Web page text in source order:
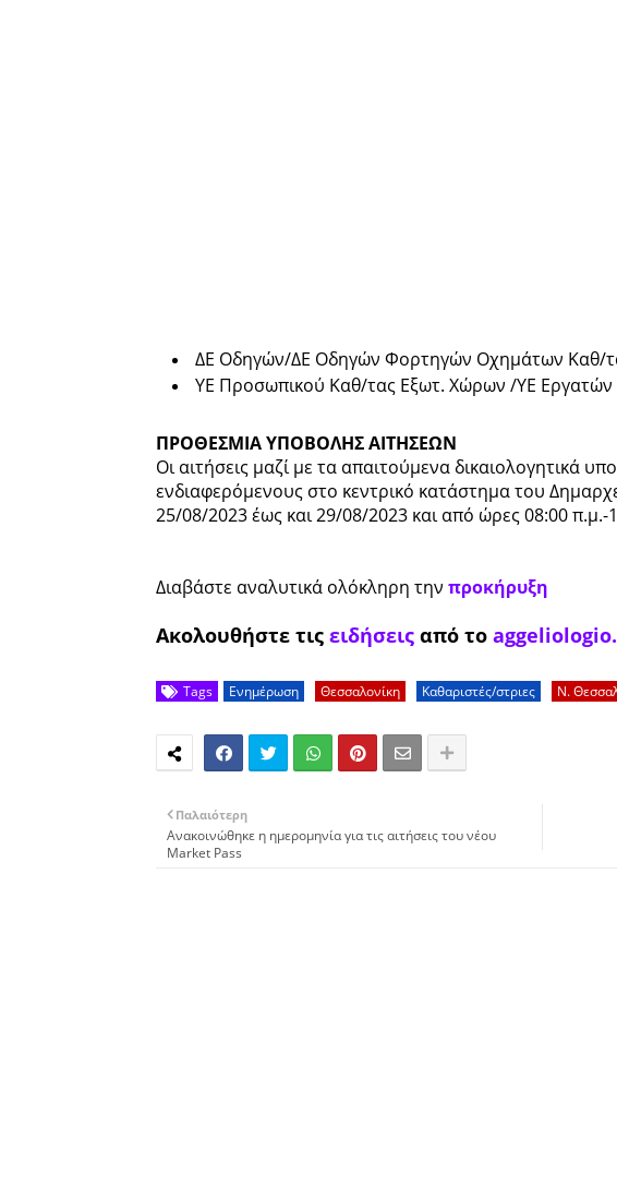
ΔΕ Οδηγών/ΔΕ Οδηγών Φορτηγών Οχημάτων Καθ/
ΥΕ Προσωπικού Καθ/τας Εξωτ. Χώρων /ΥΕ Εργατών
ΠΡΟΘΕΣΜΙΑ ΥΠΟΒΟΛΗΣ ΑΙΤΗΣΕΩΝ
Οι αιτήσεις μαζί με τα απαιτούμενα δικαιολογητικά
ενδιαφερόμενους στο κεντρικό κατάστημα του
25/08/2023 έως και 29/08/2023 και από ώρες 08:00 π.μ.-
Διαβάστε αναλυτικά ολόκληρη την προκήρυξη
Ακολουθήστε τις ειδήσεις από το
Tags Ενημέρωση Θεσσαλονίκη Καθαριστές/στριες Ν.
Παλαιότερη
Ανακοινώθηκε η ημερομηνία για τις αιτήσεις του νέου
Market Pass